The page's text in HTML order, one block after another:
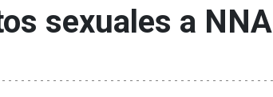
sexuales a NNA